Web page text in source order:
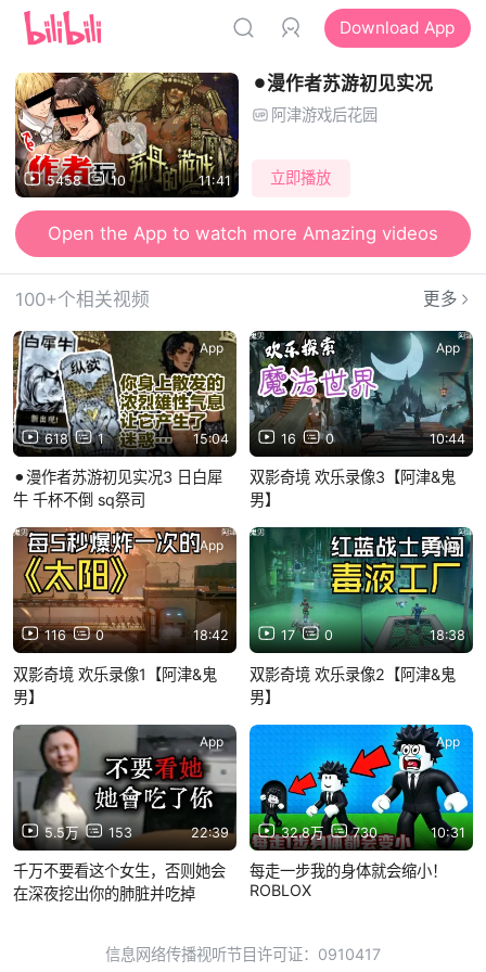
Download App
5458 10 11:41
⚫︎漫作者苏游初见实况
阿津游戏后花园
立即播放
Open the App to watch more Amazing videos
100+个相关视频 更多
618 1 15:04
App
⚫︎漫作者苏游初见实况3 日白犀
牛 千杯不倒 sq祭司
16 0 10:44
App
双影奇境 欢乐录像3【阿津&鬼
男】
116 0 18:42
App
双影奇境 欢乐录像1【阿津&鬼
男】
17 0 18:38
App
双影奇境 欢乐录像2【阿津&鬼
男】
5.5万 153 22:39
App
千万不要看这个女生，否则她会
在深夜挖出你的肺脏并吃掉
32.8万 730 10:31
App
每走一步我的身体就会缩小！
ROBLOX
信息网络传播视听节目许可证：0910417